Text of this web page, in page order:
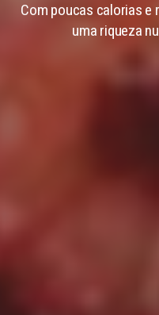
Com poucas calorias
uma riqueza